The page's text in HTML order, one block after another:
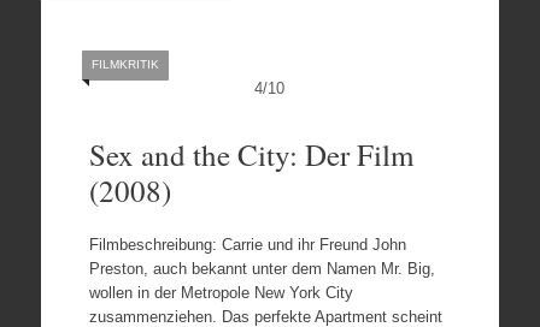
4/10
FILMKRITIK
Sex and the City: Der Film
(2008)
Filmbeschreibung: Carrie und ihr Freund John
Preston, auch bekannt unter dem Namen Mr. Big,
wollen in der Metropole New York City
zusammenziehen. Das perfekte Apartment scheint